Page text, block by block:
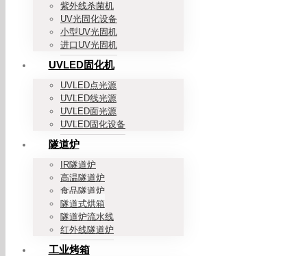
紫外线杀菌机
UV光固化设备
小型UV光固机
进口UV光固机
UVLED固化机
UVLED点光源
UVLED线光源
UVLED面光源
UVLED固化设备
隧道炉
IR隧道炉
高温隧道炉
食品隧道炉
隧道式烘箱
隧道炉流水线
红外线隧道炉
工业烤箱